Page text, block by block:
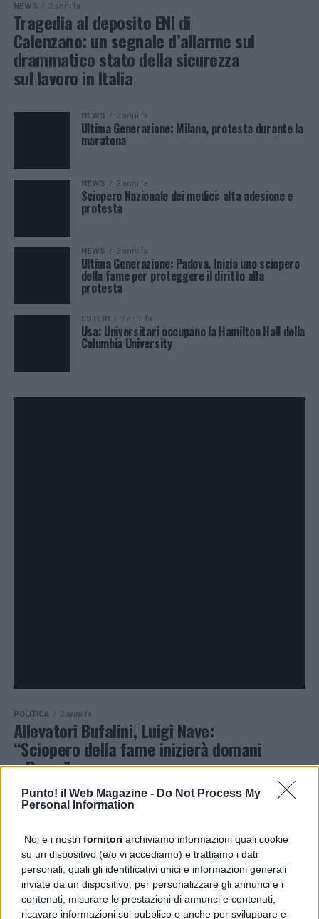
Punto! il Web Magazine - Do Not Process My
Personal Information
Noi e i nostri fornitori archiviamo informazioni quali cookie
su un dispositivo (e/o vi accediamo) e trattiamo i dati
personali, quali gli identificativi unici e informazioni generali
inviate da un dispositivo, per personalizzare gli annunci e i
contenuti, misurare le prestazioni di annunci e contenuti,
ricavare informazioni sul pubblico e anche per sviluppare e
NEWS 2 anni fa
Tragedia al deposito ENI di
Calenzano: un segnale d’allarme sul
drammatico stato della sicurezza
sul lavoro in Italia
NEWS 2 anni fa
Ultima Generazione: Milano, protesta durante la
maratona
NEWS 2 anni fa
Sciopero Nazionale dei medici: alta adesione e
protesta
NEWS 2 anni fa
Ultima Generazione: Padova, Inizia uno sciopero
della fame per proteggere il diritto alla
protesta
ESTERI 2 anni fa
Usa: Universitari occupano la Hamilton Hall della
Columbia University
POLITICA 2 anni fa
Allevatori Bufalini, Luigi Nave:
“Sciopero della fame inizierà domani
a Roma”